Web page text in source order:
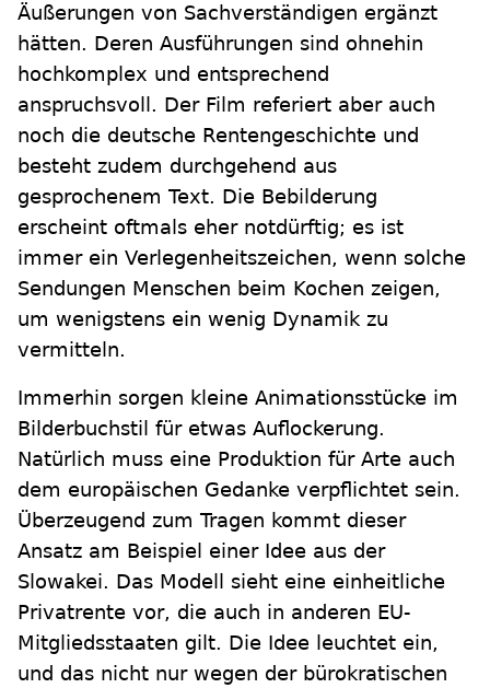
Äußerungen von Sachverständigen ergänzt
hätten. Deren Ausführungen sind ohnehin
hochkomplex und entsprechend
anspruchsvoll. Der Film referiert aber auch
noch die deutsche Rentengeschichte und
besteht zudem durchgehend aus
gesprochenem Text. Die Bebilderung
erscheint oftmals eher notdürftig; es ist
immer ein Verlegenheitszeichen, wenn solche
Sendungen Menschen beim Kochen zeigen,
um wenigstens ein wenig Dynamik zu
vermitteln.
Immerhin sorgen kleine Animationsstücke im
Bilderbuchstil für etwas Auflockerung.
Natürlich muss eine Produktion für Arte auch
dem europäischen Gedanke verpflichtet sein.
Überzeugend zum Tragen kommt dieser
Ansatz am Beispiel einer Idee aus der
Slowakei. Das Modell sieht eine einheitliche
Privatrente vor, die auch in anderen EU-
Mitgliedsstaaten gilt. Die Idee leuchtet ein,
und das nicht nur wegen der bürokratischen